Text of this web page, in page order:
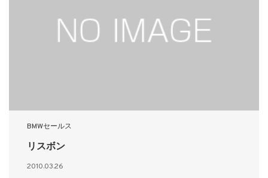
BMWセールス
リスボン
2010.03.26